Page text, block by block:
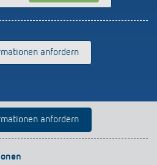
anfordern
anfordern